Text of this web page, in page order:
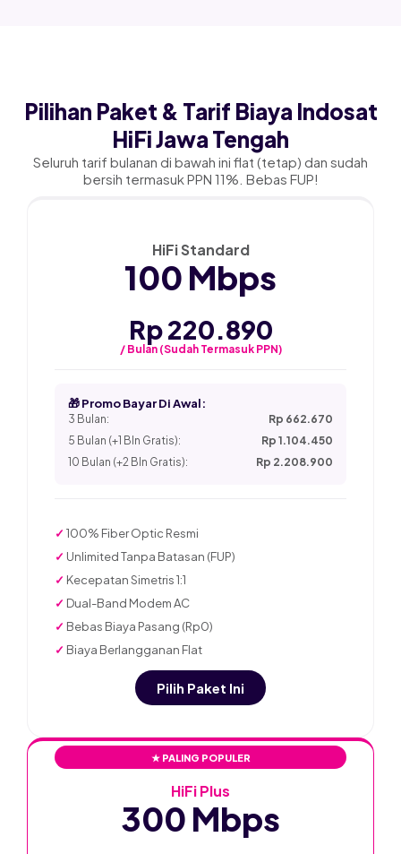
Pilihan Paket & Tarif Biaya Indosat
HiFi Jawa Tengah
Seluruh tarif bulanan di bawah ini flat (tetap) dan sudah
bersih termasuk PPN 11%. Bebas FUP!
HiFi Standard
100 Mbps
Rp 220.890
/ Bulan (Sudah Termasuk PPN)
🎁 Promo Bayar Di Awal:
3 Bulan:
Rp 662.670
5 Bulan (+1 Bln Gratis):
Rp 1.104.450
10 Bulan (+2 Bln Gratis):
Rp 2.208.900
✓ 100% Fiber Optic Resmi
✓ Unlimited Tanpa Batasan (FUP)
✓ Kecepatan Simetris 1:1
✓ Dual-Band Modem AC
✓ Bebas Biaya Pasang (Rp0)
✓ Biaya Berlangganan Flat
Pilih Paket Ini
★ PALING POPULER
HiFi Plus
300 Mbps